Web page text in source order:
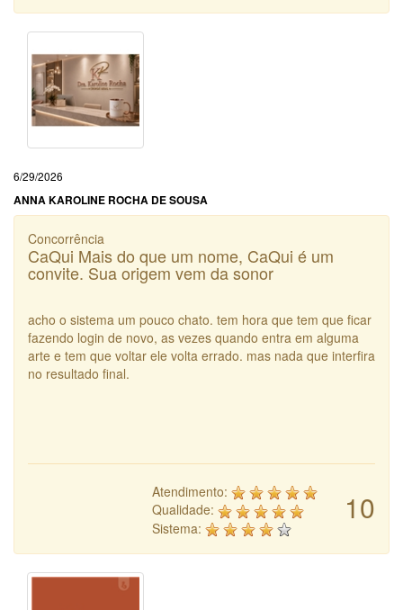
6/29/2026
ANNA KAROLINE ROCHA DE SOUSA
Concorrência
CaQui Mais do que um nome, CaQui é um
convite. Sua origem vem da sonor
acho o sistema um pouco chato. tem hora que tem que ficar
fazendo login de novo, as vezes quando entra em alguma
arte e tem que voltar ele volta errado. mas nada que interfira
no resultado final.
10
Atendimento:
Qualidade:
Sistema: